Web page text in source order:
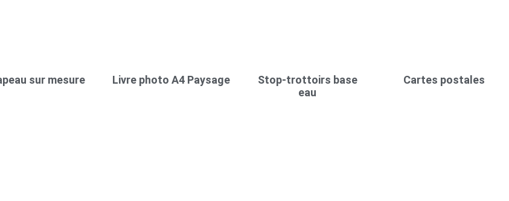
sur mesure Livre photo A4 Paysage
Stop-trottoirs base
eau
Cartes postales